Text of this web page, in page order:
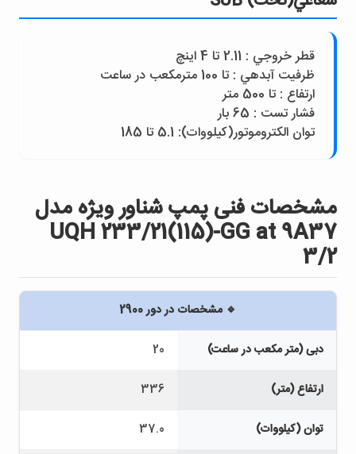
قطر خروجي : 2.11 تا 4 اينچ
ظرفيت آبدهي : تا 100 مترمکعب در ساعت
ارتفاع : تا 500 متر
فشار تست : 65 بار
توان الکتروموتور(کيلووات): 5.1 تا 185
مشخصات فنی پمپ شناور ويژه مدل
UQH 233/21(115)-GG at 9A37
3/2
🔹 مشخصات در دور 2900
دبی (متر مکعب در ساعت) 20
ارتفاع (متر) 336
توان (کیلووات) 37.0